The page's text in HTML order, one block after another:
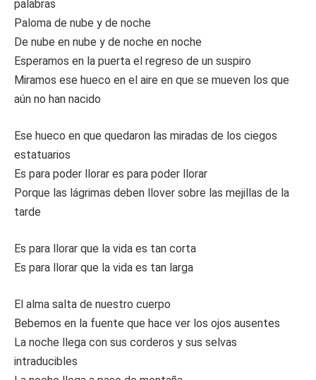
palabras
Paloma de nube y de noche
De nube en nube y de noche en noche
Esperamos en la puerta el regreso de un suspiro
Miramos ese hueco en el aire en que se mueven los que
aún no han nacido
Ese hueco en que quedaron las miradas de los ciegos
estatuarios
Es para poder llorar es para poder llorar
Porque las lágrimas deben llover sobre las mejillas de la
tarde
Es para llorar que la vida es tan corta
Es para llorar que la vida es tan larga
El alma salta de nuestro cuerpo
Bebemos en la fuente que hace ver los ojos ausentes
La noche llega con sus corderos y sus selvas
intraducibles